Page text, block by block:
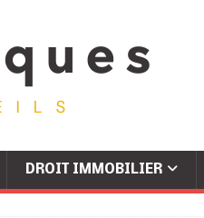
DROIT IMMOBILIER